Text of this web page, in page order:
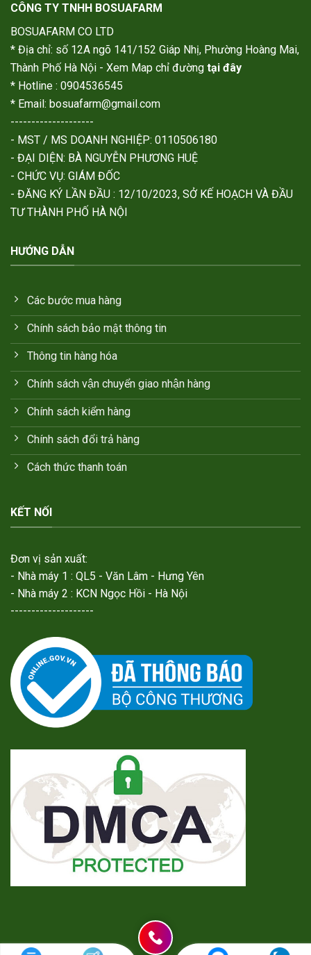
CÔNG TY TNHH BOSUAFARM
BOSUAFARM CO LTD
* Địa chỉ: số 12A ngõ 141/152 Giáp Nhị, Phường Hoàng Mai,
Thành Phố Hà Nội - Xem Map chỉ đường tại đây
* Hotline : 0904536545
* Email: bosuafarm@gmail.com
--------------------
- MST / MS DOANH NGHIỆP: 0110506180
- ĐẠI DIỆN: BÀ NGUYỄN PHƯƠNG HUỆ
- CHỨC VỤ: GIÁM ĐỐC
- ĐĂNG KÝ LẦN ĐẦU : 12/10/2023, SỞ KẾ HOẠCH VÀ ĐẦU
TƯ THÀNH PHỐ HÀ NỘI
HƯỚNG DẪN
Các bước mua hàng
Chính sách bảo mật thông tin
Thông tin hàng hóa
Chính sách vận chuyển giao nhận hàng
Chính sách kiểm hàng
Chính sách đổi trả hàng
Cách thức thanh toán
KẾT NỐI
Đơn vị sản xuất:
- Nhà máy 1 : QL5 - Văn Lâm - Hưng Yên
- Nhà máy 2 : KCN Ngọc Hồi - Hà Nội
--------------------